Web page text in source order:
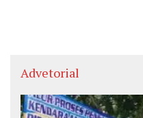
Advetorial